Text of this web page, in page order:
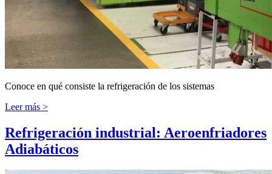
Conoce en qué consiste la refrigeración de los sistemas
Leer más >
Refrigeración industrial: Aeroenfriadores
Adiabáticos